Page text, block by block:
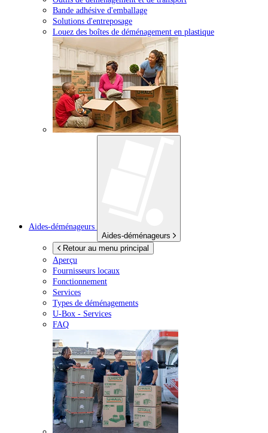
Bande adhésive d'emballage
Solutions d'entreposage
Louez des boîtes de déménagement en plastique
Aides-déménageurs
Aides-déménageurs
Retour au menu principal
Aperçu
Fournisseurs locaux
Fonctionnement
Services
Types de déménagements
U-Box - Services
FAQ